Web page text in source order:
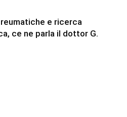
e ricerca
ce ne parla il dottor G.